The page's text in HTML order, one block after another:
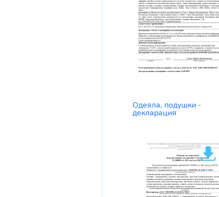
Одеяла, подушки -
декларация